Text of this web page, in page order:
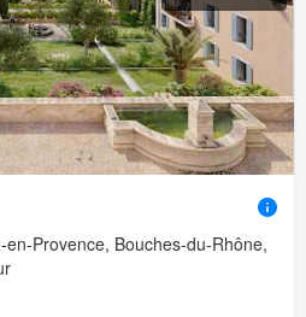
en-Provence, Bouches-du-Rhône,